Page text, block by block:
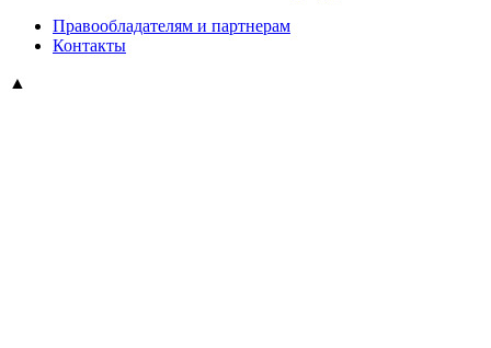
Правообладателям и партнерам
Контакты
▲